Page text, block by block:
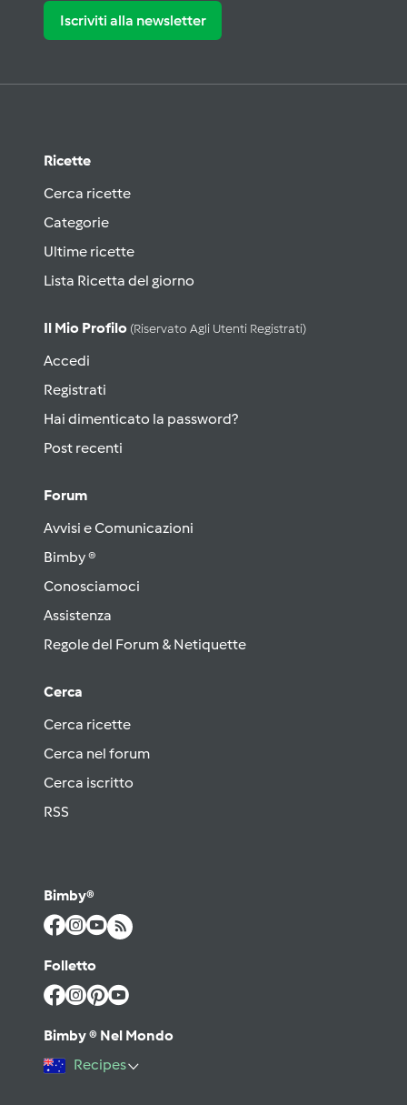
Iscriviti alla newsletter
Ricette
Cerca ricette
Categorie
Ultime ricette
Lista Ricetta del giorno
Il Mio Profilo (riservato Agli Utenti Registrati)
Accedi
Registrati
Hai dimenticato la password?
Post recenti
Forum
Avvisi e Comunicazioni
Bimby ®
Conosciamoci
Assistenza
Regole del Forum & Netiquette
Cerca
Cerca ricette
Cerca nel forum
Cerca iscritto
RSS
Bimby®
Folletto
Bimby ® Nel Mondo
Recipes